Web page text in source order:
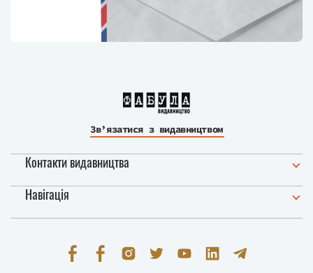
Зв’язатися з видавництвом
Контакти видавництва
Навігація